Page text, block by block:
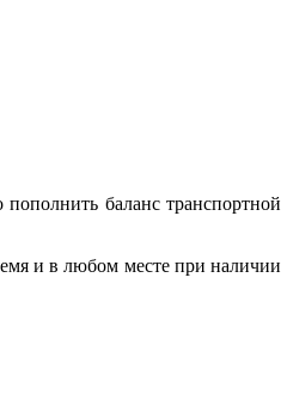
баланс транспортной
и в любом месте при наличии